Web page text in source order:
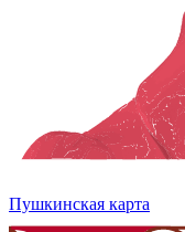
Пушкинская карта